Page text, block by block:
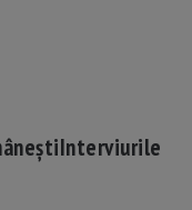
Interviurile